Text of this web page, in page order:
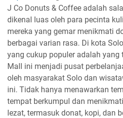
J Co Donuts & Coffee adalah
dikenal luas oleh para pecinta
mereka yang gemar menikmati
berbagai varian rasa. Di kota
yang cukup populer adalah yang
Mall ini menjadi pusat
oleh masyarakat Solo dan
ini. Tidak hanya menawarkan
tempat berkumpul dan
lezat, termasuk donat, kopi, dan